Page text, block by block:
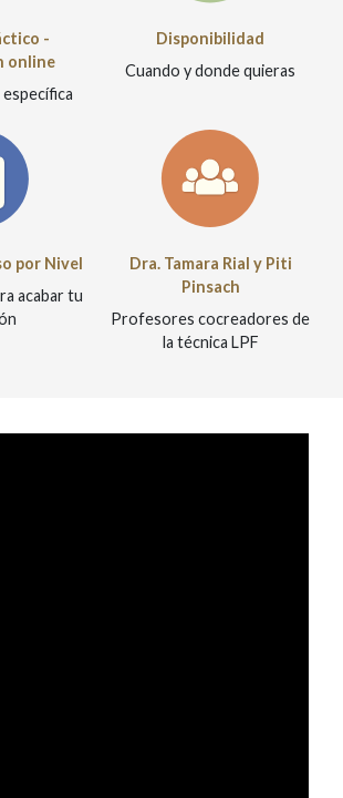
-
online
Disponibilidad
Cuando y donde quieras
por Nivel
acabar tu
Dra. Tamara Rial y Piti
Pinsach
Profesores cocreadores de
la técnica LPF